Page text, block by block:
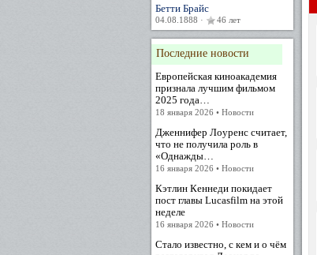
Бетти Брайс
04.08.1888 · 46 лет
Последние новости
Европейская киноакадемия
признала лучшим фильмом
2025 года…
18 января 2026 • Новости
Дженнифер Лоуренс считает,
что не получила роль в
«Однажды…
16 января 2026 • Новости
Кэтлин Кеннеди покидает
пост главы Lucasfilm на этой
неделе
16 января 2026 • Новости
Стало известно, с кем и о чём